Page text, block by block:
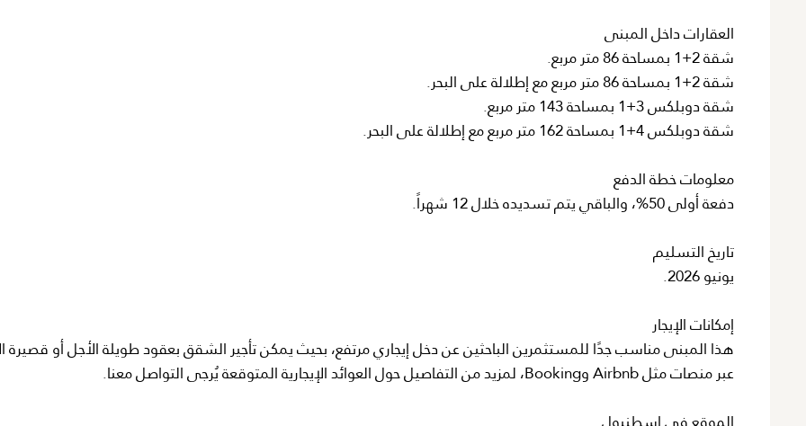
العقارات داخل المبنى
شقة 2+1 بمساحة 86 متر مربع.
شقة 2+1 بمساحة 86 متر مربع مع إطلالة على البحر.
شقة دوبلكس 3+1 بمساحة 143 متر مربع.
شقة دوبلكس 4+1 بمساحة 162 متر مربع مع إطلالة على البحر.
معلومات خطة الدفع
دفعة أولى 50%، والباقي يتم تسديده خلال 12 شهراً.
تاريخ التسليم
يونيو 2026.
إمكانات الإيجار
هذا المبنى مناسب جدًا للمستثمرين الباحثين عن دخل إيجاري مرتفع، بحيث يمكن تأجير الشقق بعقود طويلة الأجل أو قصيرة
عبر منصات مثل Airbnb وBooking، لمزيد من التفاصيل حول العوائد الإيجارية المتوقعة يُرجى التواصل معنا.